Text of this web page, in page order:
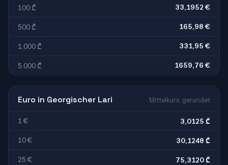
100 ₾ 33,1952 €
500 ₾ 165,98 €
1.000 ₾ 331,95 €
5.000 ₾ 1659,76 €
Euro in Georgischer Lari Mittelkurs, gerundet
1 € 3,0125 ₾
10 € 30,1248 ₾
25 € 75,3120 ₾